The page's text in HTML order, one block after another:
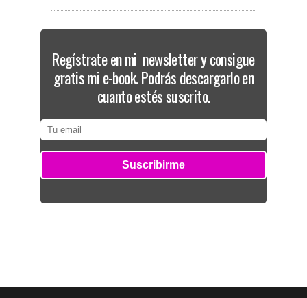
Regístrate en mi newsletter y consigue
gratis mi e-book. Podrás descargarlo en
cuanto estés suscrito.